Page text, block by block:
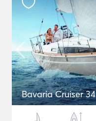
Bavaria Cruiser 34